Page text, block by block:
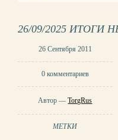
26/09/2025 ИТОГИ
26 Сентября 2011
0 комментариев
Автор —TorgRus
МЕТКИ